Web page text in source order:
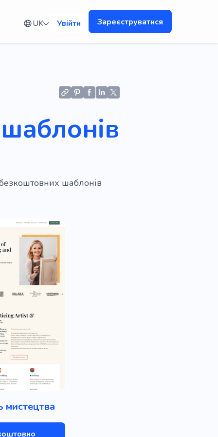
UK Увійти Зареєструватися
шаблонів
мистецтва